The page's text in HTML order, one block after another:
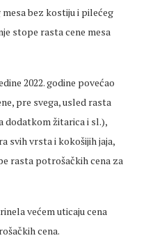
mesa bez kostiju i pilećeg
stope rasta cene mesa
2022. godine povećao
pre svega, usled rasta
dodatkom žitarica i sl.),
svih vrsta i kokošijih jaja,
rasta potrošačkih cena za
većem uticaju cena
cena.